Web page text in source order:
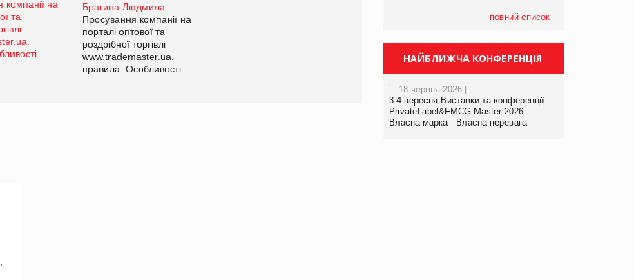
Брагина Людмила
Просування компанії на
порталі оптової та
роздрібної торгівлі
www.trademaster.ua.
правила. Особливості.
роздрібної торгівлі
www.trademaster.ua.
повний список
НАЙБЛИЖЧА КОНФЕРЕНЦІЯ
18 червня 2026 |
3-4 вересня Виставки та конференції
PrivateLabel&FMCG Master-2026:
Власна марка - Власна перевага